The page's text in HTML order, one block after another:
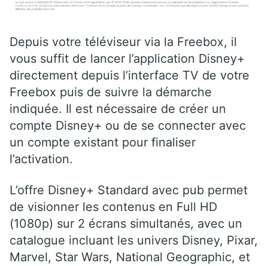
Depuis votre téléviseur via la Freebox, il
vous suffit de lancer l’application Disney+
directement depuis l’interface TV de votre
Freebox puis de suivre la démarche
indiquée. Il est nécessaire de créer un
compte Disney+ ou de se connecter avec
un compte existant pour finaliser
l’activation.
L’offre Disney+ Standard avec pub permet
de visionner les contenus en Full HD
(1080p) sur 2 écrans simultanés, avec un
catalogue incluant les univers Disney, Pixar,
Marvel, Star Wars, National Geographic, et